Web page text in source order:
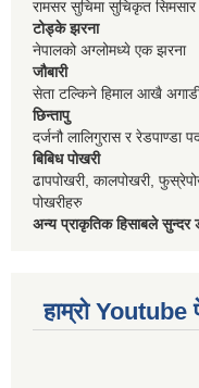
रामसर सुचिमा सुचिकृत सिमसार
टोड्के झरना
नेपालको अग्लोमध्ये एक झरना
जौबारी
सेता टल्किने हिमाल आखै
छिन्तापु
दर्जनौ लालिगुरास र रेडपाण्डा
बिबिध पोखरी
ढापपोखरी, कालपोखरी,
पोखरीहरु
अन्य प्राकृतिक हिसाबले सुन्दर
हाम्रो Youtube